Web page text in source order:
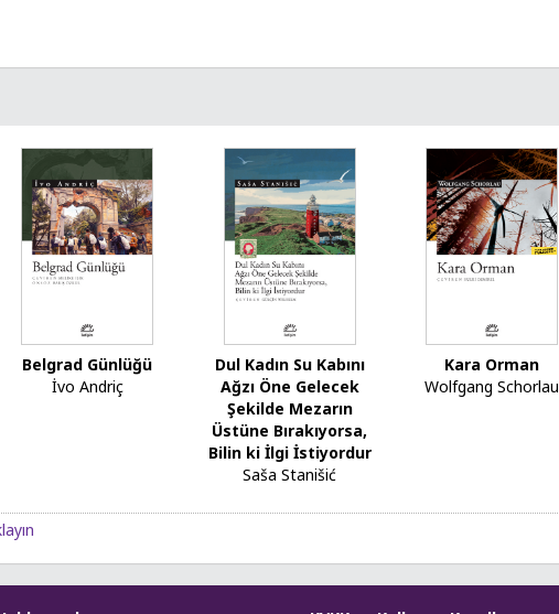
Belgrad Günlüğü
İvo Andriç
Dul Kadın Su Kabını
Ağzı Öne Gelecek
Şekilde Mezarın
Üstüne Bırakıyorsa,
Bilin ki İlgi İstiyordur
Saša Stanišić
Kara Orman
Wolfgang Schorlau